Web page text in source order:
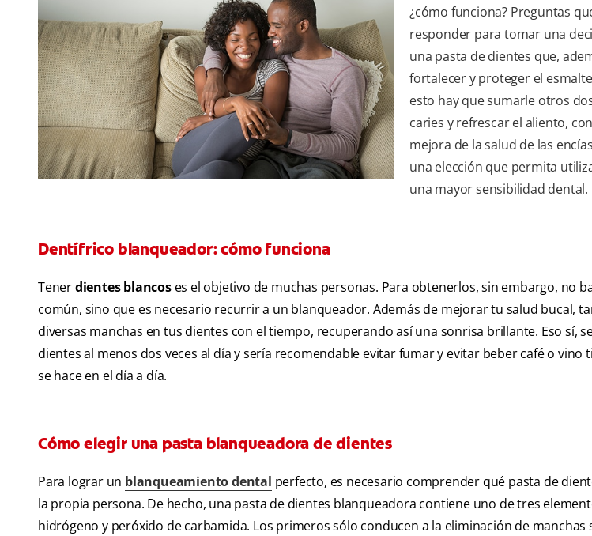
¿cómo funciona? Preguntas
responder para tomar una
una pasta de dientes que,
fortalecer y proteger el
esto hay que sumarle otros
caries y refrescar el aliento,
mejora de la salud de las
una elección que permita
una mayor sensibilidad dental.
Dentífrico blanqueador: cómo funciona
Tenerdientes blancoses el objetivo de muchas personas. Para obtenerlos, sin embargo, no
común, sino que es necesario recurrir a un blanqueador. Además de mejorar tu salud bucal,
diversas manchas en tus dientes con el tiempo, recuperando así una sonrisa brillante. Eso sí,
dientes al menos dos veces al día y sería recomendable evitar fumar y evitar beber café o
se hace en el día a día.
Cómo elegir una pasta blanqueadora de dientes
Para lograr un blanqueamiento dental perfecto, es necesario comprender qué pasta de
la propia persona. De hecho, una pasta de dientes blanqueadora contiene uno de tres
hidrógeno y peróxido de carbamida. Los primeros sólo conducen a la eliminación de